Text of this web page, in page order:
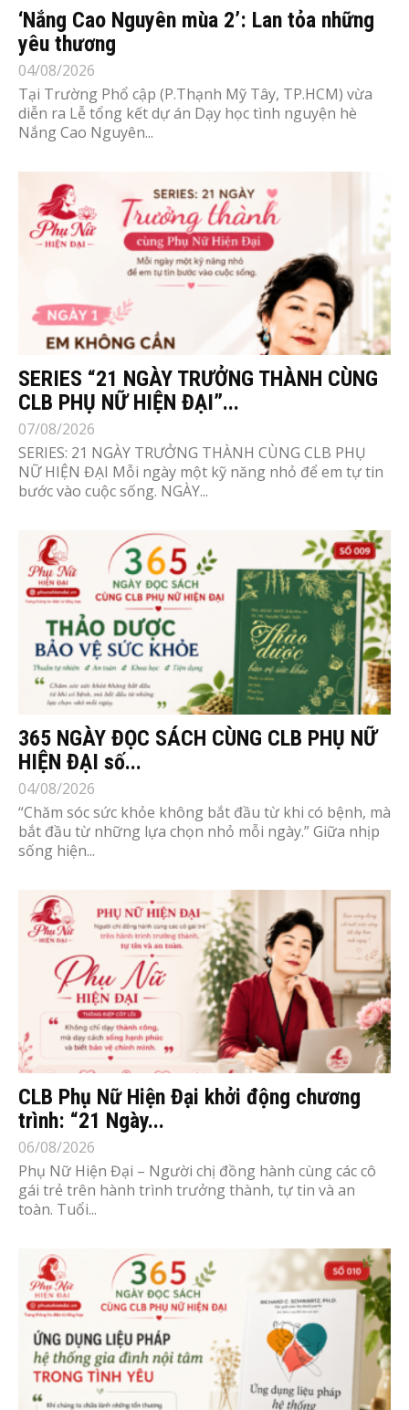
‘Nắng Cao Nguyên mùa 2’: Lan tỏa những
yêu thương
04/08/2026
Tại Trường Phổ cập (P.Thạnh Mỹ Tây, TP.HCM) vừa
diễn ra Lễ tổng kết dự án Dạy học tình nguyện hè
Nắng Cao Nguyên...
SERIES “21 NGÀY TRƯỞNG THÀNH CÙNG
CLB PHỤ NỮ HIỆN ĐẠI”...
07/08/2026
SERIES: 21 NGÀY TRƯỞNG THÀNH CÙNG CLB PHỤ
NỮ HIỆN ĐẠI Mỗi ngày một kỹ năng nhỏ để em tự tin
bước vào cuộc sống. NGÀY...
365 NGÀY ĐỌC SÁCH CÙNG CLB PHỤ NỮ
HIỆN ĐẠI số...
04/08/2026
“Chăm sóc sức khỏe không bắt đầu từ khi có bệnh, mà
bắt đầu từ những lựa chọn nhỏ mỗi ngày.” Giữa nhịp
sống hiện...
CLB Phụ Nữ Hiện Đại khởi động chương
trình: “21 Ngày...
06/08/2026
Phụ Nữ Hiện Đại – Người chị đồng hành cùng các cô
gái trẻ trên hành trình trưởng thành, tự tin và an
toàn. Tuổi...